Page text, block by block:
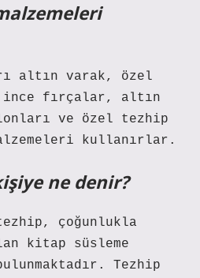
altın varak, özel
ince fırçalar, altın
ve özel tezhip
kullanırlar.
ne denir?
çoğunlukla
kitap süsleme
Tezhip